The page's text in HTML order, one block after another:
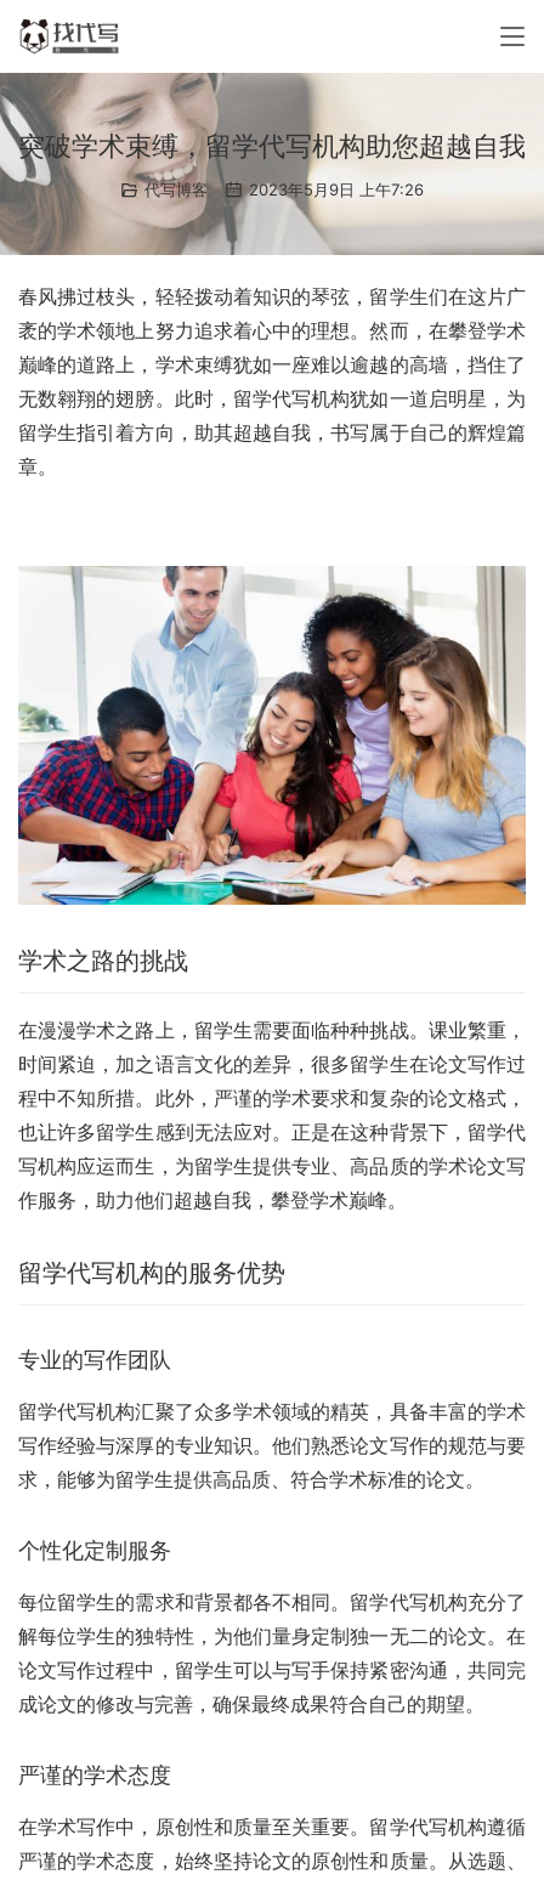
突破学术束缚，留学代写机构助您超越自我
代写博客 2023年5月9日 上午7:26
春风拂过枝头，轻轻拨动着知识的琴弦，留学生们在这片广
袤的学术领地上努力追求着心中的理想。然而，在攀登学术
巅峰的道路上，学术束缚犹如一座难以逾越的高墙，挡住了
无数翱翔的翅膀。此时，留学代写机构犹如一道启明星，为
留学生指引着方向，助其超越自我，书写属于自己的辉煌篇
章。
学术之路的挑战
在漫漫学术之路上，留学生需要面临种种挑战。课业繁重，
时间紧迫，加之语言文化的差异，很多留学生在论文写作过
程中不知所措。此外，严谨的学术要求和复杂的论文格式，
也让许多留学生感到无法应对。正是在这种背景下，留学代
写机构应运而生，为留学生提供专业、高品质的学术论文写
作服务，助力他们超越自我，攀登学术巅峰。
留学代写机构的服务优势
专业的写作团队
留学代写机构汇聚了众多学术领域的精英，具备丰富的学术
写作经验与深厚的专业知识。他们熟悉论文写作的规范与要
求，能够为留学生提供高品质、符合学术标准的论文。
个性化定制服务
每位留学生的需求和背景都各不相同。留学代写机构充分了
解每位学生的独特性，为他们量身定制独一无二的论文。在
论文写作过程中，留学生可以与写手保持紧密沟通，共同完
成论文的修改与完善，确保最终成果符合自己的期望。
严谨的学术态度
在学术写作中，原创性和质量至关重要。留学代写机构遵循
严谨的学术态度，始终坚持论文的原创性和质量。从选题、